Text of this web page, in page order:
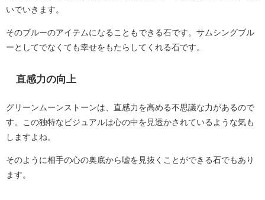
いでいきます。
そのブルーのアイテムになることもできる石です。サムシングブル
ーとしてでなくても幸せをもたらしてくれる石です。
直感力の向上
グリーンムーンストーンは、直感力を高める不思議な力があるので
す。この独特なビジュアルは心の中を見透かされているような気も
しますよね。
そのように相手の心の奥底から嘘を見抜くことができる石でもあり
ます。